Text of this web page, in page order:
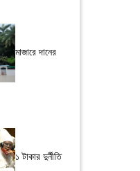
মাজারে দানের
১ টাকার দুর্নীতি